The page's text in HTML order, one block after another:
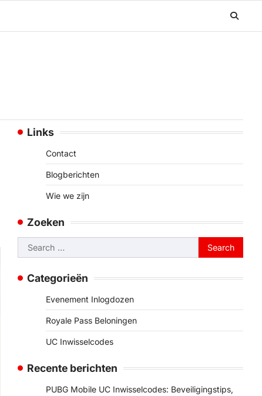
Links
Contact
Blogberichten
Wie we zijn
Zoeken
Search
for:
Categorieën
Evenement Inlogdozen
Royale Pass Beloningen
UC Inwisselcodes
Recente berichten
PUBG Mobile UC Inwisselcodes: Beveiligingstips,